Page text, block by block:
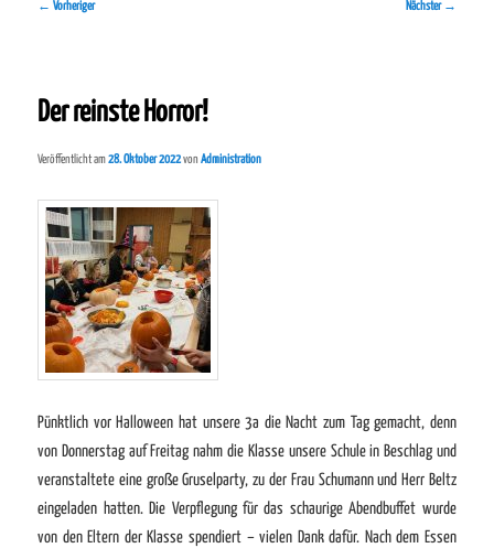
Beitragsnavigation
← Vorheriger Nächster →
Der reinste Horror!
Veröffentlicht am28. Oktober 2022vonAdministration
Pünktlich vor Halloween hat unsere 3a die Nacht zum Tag gemacht, denn
von Donnerstag auf Freitag nahm die Klasse unsere Schule in Beschlag und
veranstaltete eine große Gruselparty, zu der Frau Schumann und Herr Beltz
eingeladen hatten. Die Verpflegung für das schaurige Abendbuffet wurde
von den Eltern der Klasse spendiert – vielen Dank dafür. Nach dem Essen